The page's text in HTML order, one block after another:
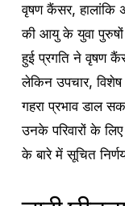
वृषण कैंसर, हालांकि
की आयु के युवा पुरुषों
हुई प्रगति ने वृषण
लेकिन उपचार,
गहरा प्रभाव डाल
उनके परिवारों के
के बारे में सूचित